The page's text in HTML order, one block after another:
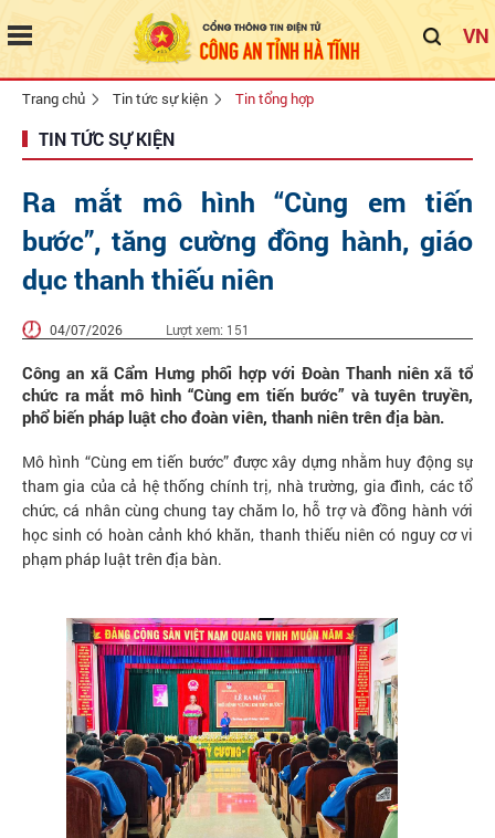
VN
Trang chủ Tin tức sự kiện Tin tổng hợp
TIN TỨC SỰ KIỆN
Ra mắt mô hình “Cùng em tiến
bước”, tăng cường đồng hành, giáo
dục thanh thiếu niên
04/07/2026 Lượt xem: 151
Công an xã Cẩm Hưng phối hợp với Đoàn Thanh niên xã tổ
chức ra mắt mô hình “Cùng em tiến bước” và tuyên truyền,
phổ biến pháp luật cho đoàn viên, thanh niên trên địa bàn.
Mô hình “Cùng em tiến bước” được xây dựng nhằm huy động sự
tham gia của cả hệ thống chính trị, nhà trường, gia đình, các tổ
chức, cá nhân cùng chung tay chăm lo, hỗ trợ và đồng hành với
học sinh có hoàn cảnh khó khăn, thanh thiếu niên có nguy cơ vi
phạm pháp luật trên địa bàn.